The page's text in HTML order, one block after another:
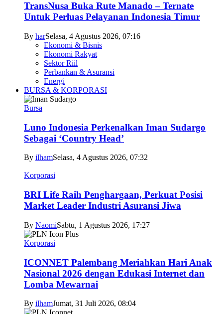
TransNusa Buka Rute Manado – Ternate
Untuk Perluas Pelayanan Indonesia Timur
By harSelasa, 4 Agustus 2026, 07:16
Ekonomi & Bisnis
Ekonomi Rakyat
Sektor Riil
Perbankan & Asuransi
Energi
BURSA & KORPORASI
Bursa
Luno Indonesia Perkenalkan Iman Sudargo
Sebagai ‘Country Head’
By ilhamSelasa, 4 Agustus 2026, 07:32
Korporasi
BRI Life Raih Penghargaan, Perkuat Posisi
Market Leader Industri Asuransi Jiwa
By NaomiSabtu, 1 Agustus 2026, 17:27
Korporasi
ICONNET Palembang Meriahkan Hari Anak
Nasional 2026 dengan Edukasi Internet dan
Lomba Mewarnai
By ilhamJumat, 31 Juli 2026, 08:04